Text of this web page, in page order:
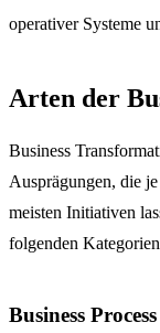
operativer Systeme
Arten der
Business
Ausprägungen, die
meisten Initiativen
folgenden
Business